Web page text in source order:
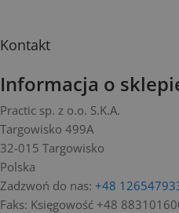
Kontakt
Informacja o
Practic sp. z o.o. S.K.A.
Targowisko 499A
32-015 Targowisko
Polska
Zadzwoń do nas: +48
Faks: Księgowość +48